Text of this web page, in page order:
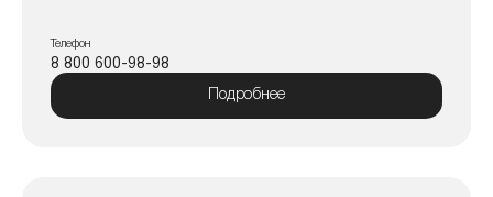
Телефон
8 800 600-98-98
Подробнее